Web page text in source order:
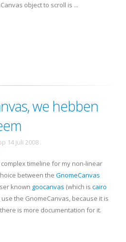
.Canvas object to scroll is ...
we hebben
14 juli 2008 .
timeline for my non-linear
between the GnomeCanvas
known goocanvas (which is cairo
use the GnomeCanvas, because it is
is more documentation for it.